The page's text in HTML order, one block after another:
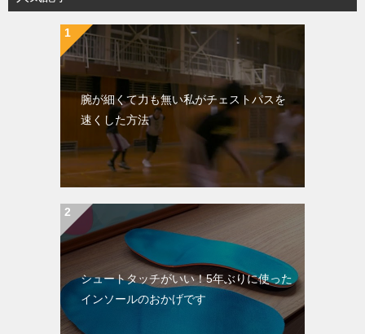
腕が細くて力も無い私がチェストパスを
速くした方法
シュートタッチがいい！5年ぶりに使った
インソールのおかげです